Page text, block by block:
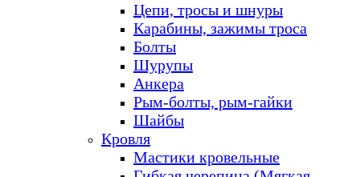
Цепи, тросы и шнуры
Карабины, зажимы троса
Болты
Шурупы
Анкера
Рым-болты, рым-гайки
Шайбы
Кровля
Мастики кровельные